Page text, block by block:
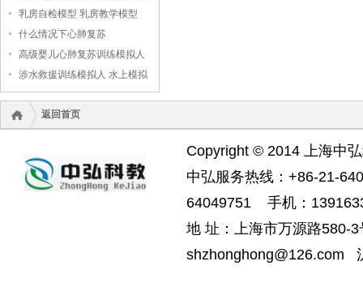
-上海中弘科教公司
乳房自检模型 乳房教学模型
什么情况下心肺复苏
高级婴儿心肺复苏训练模拟人
（无线版），婴儿心肺复苏模
拟人
涉水救援训练模拟人 水上模拟
救援假人
返回首页
Copyright © 2014 上海中
中弘服务热线：+86-21-
64049751 手机：
地 址：上海市万源路
shzhonghong@126.com